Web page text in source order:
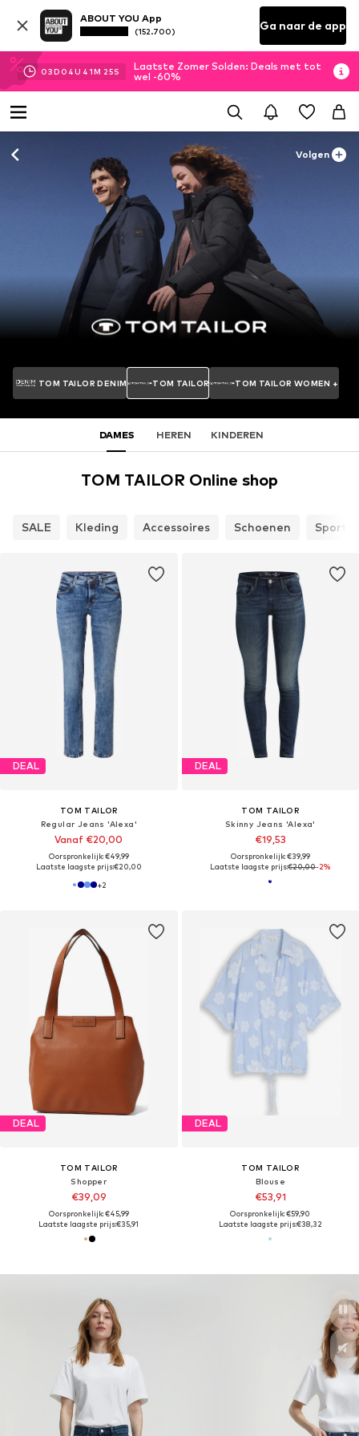
ABOUT YOU App
(152.700) Ga naar de app
03D 04U 41M 23S
Laatste Zomer Solden: Deals met tot
wel -60%
Volgen
TOM TAILOR DENIM TOM TAILOR TOM TAILOR WOMEN +
DAMES HEREN KINDEREN
TOM TAILOR Online shop
SALE Kleding Accessoires Schoenen Sport
DEAL
TOM TAILOR
Regular Jeans 'Alexa'
Vanaf €20,00
Oorspronkelijk: €49,99
Laatste laagste prijs:€20,00
+2
DEAL
TOM TAILOR
Skinny Jeans 'Alexa'
€19,53
Oorspronkelijk: €39,99
Laatste laagste prijs:€20,00-2%
DEAL
TOM TAILOR
Shopper
€39,09
Oorspronkelijk: €45,99
Laatste laagste prijs:€35,91
DEAL
TOM TAILOR
Blouse
€53,91
Oorspronkelijk: €59,90
Laatste laagste prijs:€38,32